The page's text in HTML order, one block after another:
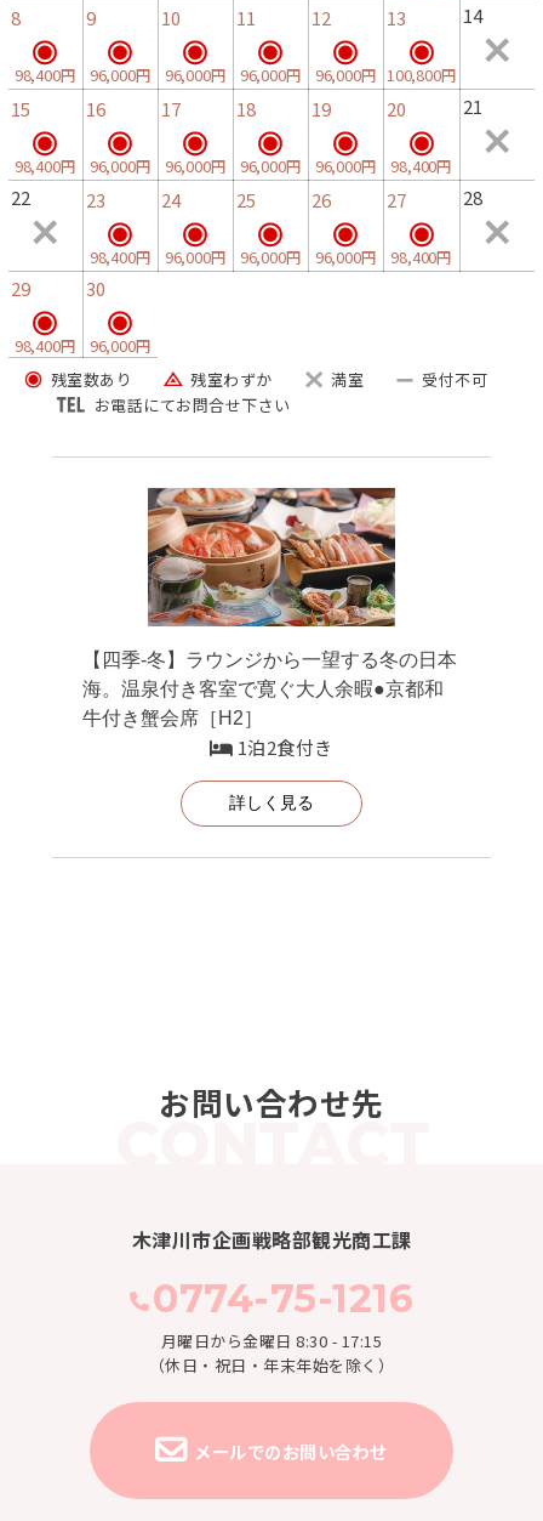
8
98,400円
9
96,000円
10
96,000円
11
96,000円
12
96,000円
13
100,800円
14
15
98,400円
16
96,000円
17
96,000円
18
96,000円
19
96,000円
20
98,400円
21
22 23
98,400円
24
96,000円
25
96,000円
26
96,000円
27
98,400円
28
29
98,400円
30
96,000円
残室数あり
残室わずか 満室
受付不可
お電話にてお問合せ下さい
【四季-冬】ラウンジから一望する冬の日本
海。温泉付き客室で寛ぐ大人余暇●京都和
牛付き蟹会席［H2］
1泊2食付き
詳しく見る
お問い合わせ先
木津川市企画戦略部観光商工課
0774-75-1216
月曜日から金曜日 8:30 - 17:15
（休日・祝日・年末年始を除く）
メールでのお問い合わせ